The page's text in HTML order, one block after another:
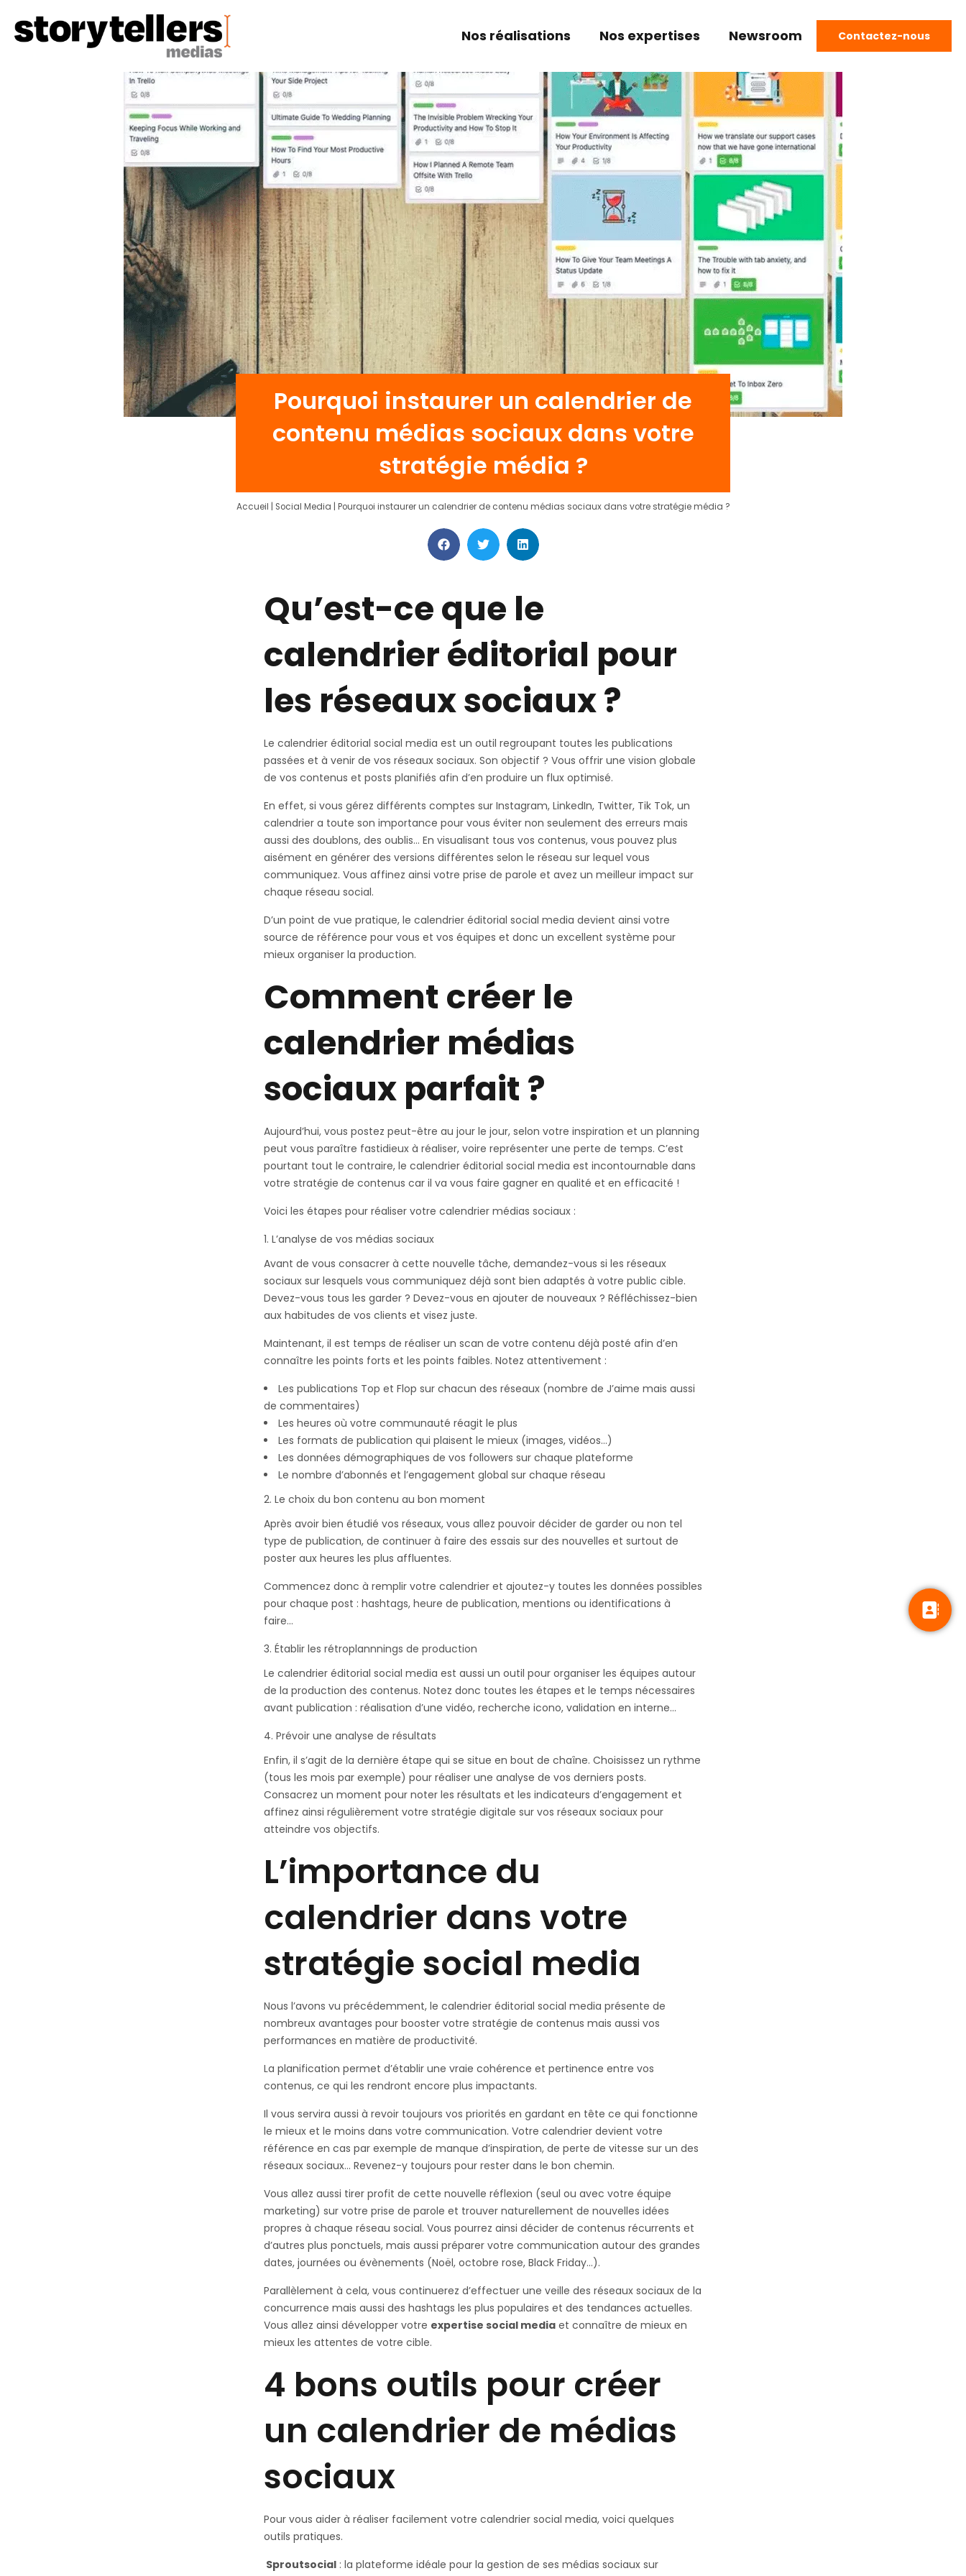
Nos réalisations Nos expertises Newsroom Contactez-nous
Pourquoi instaurer un calendrier de
contenu médias sociaux dans votre
stratégie média ?
Accueil Social Media Pourquoi instaurer un calendrier de contenu médias sociaux dans votre stratégie média ?
Qu’est-ce que le
calendrier éditorial pour
les réseaux sociaux ?
Le calendrier éditorial social media est un outil regroupant toutes les publications
passées et à venir de vos réseaux sociaux. Son objectif ? Vous offrir une vision globale
de vos contenus et posts planifiés afin d’en produire un flux optimisé.
En effet, si vous gérez différents comptes sur Instagram, LinkedIn, Twitter, Tik Tok, un
calendrier a toute son importance pour vous éviter non seulement des erreurs mais
aussi des doublons, des oublis… En visualisant tous vos contenus, vous pouvez plus
aisément en générer des versions différentes selon le réseau sur lequel vous
communiquez. Vous affinez ainsi votre prise de parole et avez un meilleur impact sur
chaque réseau social.
D’un point de vue pratique, le calendrier éditorial social media devient ainsi votre
source de référence pour vous et vos équipes et donc un excellent système pour
mieux organiser la production.
Comment créer le
calendrier médias
sociaux parfait ?
Aujourd’hui, vous postez peut-être au jour le jour, selon votre inspiration et un planning
peut vous paraître fastidieux à réaliser, voire représenter une perte de temps. C’est
pourtant tout le contraire, le calendrier éditorial social media est incontournable dans
votre stratégie de contenus car il va vous faire gagner en qualité et en efficacité !
Voici les étapes pour réaliser votre calendrier médias sociaux :
L’analyse de vos médias sociaux
Avant de vous consacrer à cette nouvelle tâche, demandez-vous si les réseaux
sociaux sur lesquels vous communiquez déjà sont bien adaptés à votre public cible.
Devez-vous tous les garder ? Devez-vous en ajouter de nouveaux ? Réfléchissez-bien
aux habitudes de vos clients et visez juste.
Maintenant, il est temps de réaliser un scan de votre contenu déjà posté afin d’en
connaître les points forts et les points faibles. Notez attentivement :
Les publications Top et Flop sur chacun des réseaux (nombre de J’aime mais aussi
de commentaires)
Les heures où votre communauté réagit le plus
Les formats de publication qui plaisent le mieux (images, vidéos…)
Les données démographiques de vos followers sur chaque plateforme
Le nombre d’abonnés et l’engagement global sur chaque réseau
Le choix du bon contenu au bon moment
Après avoir bien étudié vos réseaux, vous allez pouvoir décider de garder ou non tel
type de publication, de continuer à faire des essais sur des nouvelles et surtout de
poster aux heures les plus affluentes.
Commencez donc à remplir votre calendrier et ajoutez-y toutes les données possibles
pour chaque post : hashtags, heure de publication, mentions ou identifications à
faire…
Établir les rétroplannnings de production
Le calendrier éditorial social media est aussi un outil pour organiser les équipes autour
de la production des contenus. Notez donc toutes les étapes et le temps nécessaires
avant publication : réalisation d’une vidéo, recherche icono, validation en interne…
Prévoir une analyse de résultats
Enfin, il s’agit de la dernière étape qui se situe en bout de chaîne. Choisissez un rythme
(tous les mois par exemple) pour réaliser une analyse de vos derniers posts.
Consacrez un moment pour noter les résultats et les indicateurs d’engagement et
affinez ainsi régulièrement votre stratégie digitale sur vos réseaux sociaux pour
atteindre vos objectifs.
L’importance du
calendrier dans votre
stratégie social media
Nous l’avons vu précédemment, le calendrier éditorial social media présente de
nombreux avantages pour booster votre stratégie de contenus mais aussi vos
performances en matière de productivité.
La planification permet d’établir une vraie cohérence et pertinence entre vos
contenus, ce qui les rendront encore plus impactants.
Il vous servira aussi à revoir toujours vos priorités en gardant en tête ce qui fonctionne
le mieux et le moins dans votre communication. Votre calendrier devient votre
référence en cas par exemple de manque d’inspiration, de perte de vitesse sur un des
réseaux sociaux… Revenez-y toujours pour rester dans le bon chemin.
Vous allez aussi tirer profit de cette nouvelle réflexion (seul ou avec votre équipe
marketing) sur votre prise de parole et trouver naturellement de nouvelles idées
propres à chaque réseau social. Vous pourrez ainsi décider de contenus récurrents et
d’autres plus ponctuels, mais aussi préparer votre communication autour des grandes
dates, journées ou évènements (Noël, octobre rose, Black Friday…).
Parallèlement à cela, vous continuerez d’effectuer une veille des réseaux sociaux de la
concurrence mais aussi des hashtags les plus populaires et des tendances actuelles.
Vous allez ainsi développer votre expertise social media et connaître de mieux en
mieux les attentes de votre cible.
4 bons outils pour créer
un calendrier de médias
sociaux
Pour vous aider à réaliser facilement votre calendrier social media, voici quelques
outils pratiques.
Sproutsocial : la plateforme idéale pour la gestion de ses médias sociaux sur